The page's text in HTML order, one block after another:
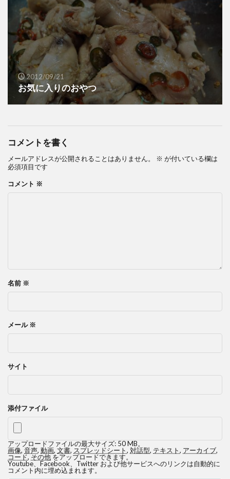
2012/09/21
お気に入りのおやつ
コメントを書く
メールアドレスが公開されることはありません。 ※ が付いている欄は
必須項目です
コメント ※
名前 ※
メール ※
サイト
添付ファイル
アップロードファイルの最大サイズ: 50 MB。
画像, 音声, 動画, 文書, スプレッドシート, 対話型, テキスト, アーカイブ,
コード,その他をアップロードできます。
Youtube、Facebook、Twitter および他サービスへのリンクは自動的に
コメント内に埋め込まれます。